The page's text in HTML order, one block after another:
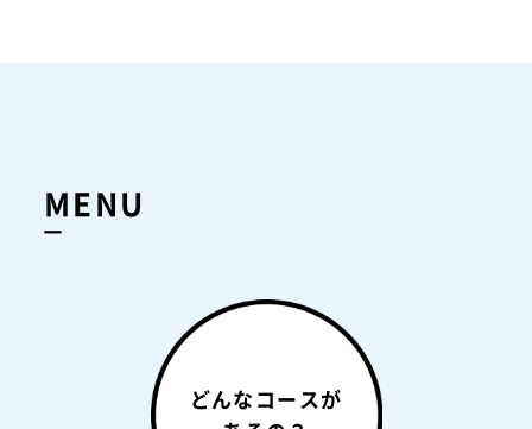
MENU
どんなコースが